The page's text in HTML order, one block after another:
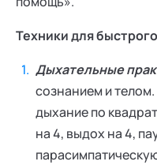
Техники для
Дыхательные
сознанием и
дыхание по
на 4, выдох на 4,